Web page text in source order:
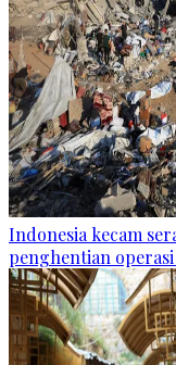
Indonesia kecam
penghentian